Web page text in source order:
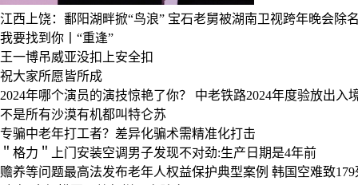
江西上饶：鄱阳湖畔掀“鸟浪” 宝石老舅被湖南卫视跨年晚会除
我要找到你丨“重逢”
王一博吊威亚没扣上安全扣
祝大家所愿皆所成
2024年哪个演员的演技惊艳了你？
中老铁路2024年度验放出入
不是所有沙漠有机都叫特仑苏
专骗中老年打工者？差异化骗术需精准化打击
＂格力＂上门安装空调男子发现不对劲:生产日期是4年前
赡养等问题最高法发布老年人权益保护典型案例 韩国空难致